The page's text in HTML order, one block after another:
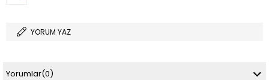
YORUM YAZ
Yorumlar(0)